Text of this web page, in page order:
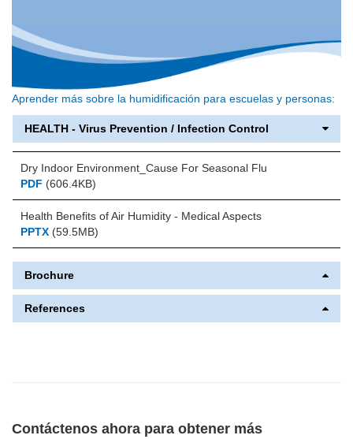
Aprender más sobre la humidificación para escuelas y personas:
HEALTH - Virus Prevention / Infection Control
Dry Indoor Environment_Cause For Seasonal Flu
PDF (606.4KB)
Health Benefits of Air Humidity - Medical Aspects
PPTX (59.5MB)
Brochure
References
Contáctenos ahora para obtener más